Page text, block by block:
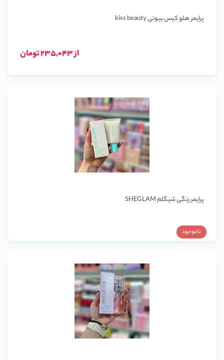
پرایمر هلو کیس بیوتی kiss beauty
از 235,043 تومان
پرایمر رنگی شیگلم SHEGLAM
ناموجود